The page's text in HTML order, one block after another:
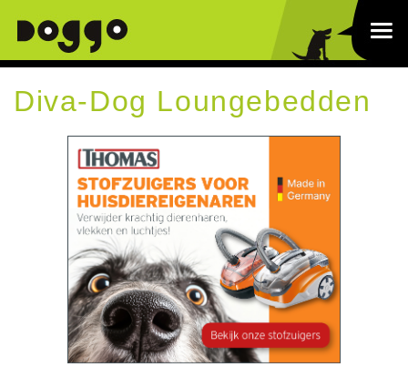
Diva-Dog Loungebedden